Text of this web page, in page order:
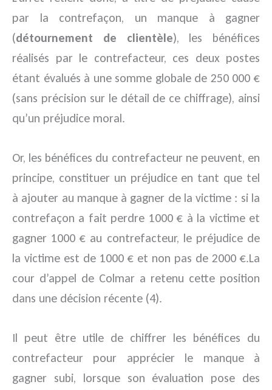
par la contrefaçon, un manque à gagner
(détournement de clientèle), les bénéfices
réalisés par le contrefacteur, ces deux postes
étant évalués à une somme globale de 250 000 €
(sans précision sur le détail de ce chiffrage), ainsi
qu’un préjudice moral.
Or, les bénéfices du contrefacteur ne peuvent, en
principe, constituer un préjudice en tant que tel
à ajouter au manque à gagner de la victime : si la
contrefaçon a fait perdre 1000 € à la victime et
gagner 1000 € au contrefacteur, le préjudice de
la victime est de 1000 € et non pas de 2000 €.La
cour d’appel de Colmar a retenu cette position
dans une décision récente (4).
Il peut être utile de chiffrer les bénéfices du
contrefacteur pour apprécier le manque à
gagner subi, lorsque son évaluation pose des